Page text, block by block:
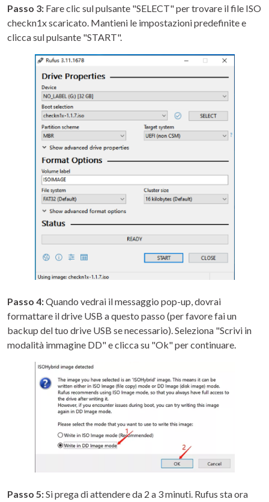
Passo 3: Fare clic sul pulsante "SELECT" per trovare il file ISO
checkn1x scaricato. Mantieni le impostazioni predefinite e
clicca sul pulsante "START".
Passo 4:Quando vedrai il messaggio pop-up, dovrai
formattare il drive USB a questo passo (per favore fai un
backup del tuo drive USB se necessario). Seleziona "Scrivi in
modalità immagine DD" e clicca su "Ok" per continuare.
Passo 5:Si prega di attendere da 2 a 3 minuti. Rufus sta ora